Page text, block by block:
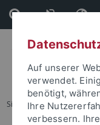
Direkt
zum
Inhalt
Direkt
zur
Fußleiste
Sie sind hier: Startseite
Auf unserer
verwendet.
benötigt,
Ihre
verbessern.